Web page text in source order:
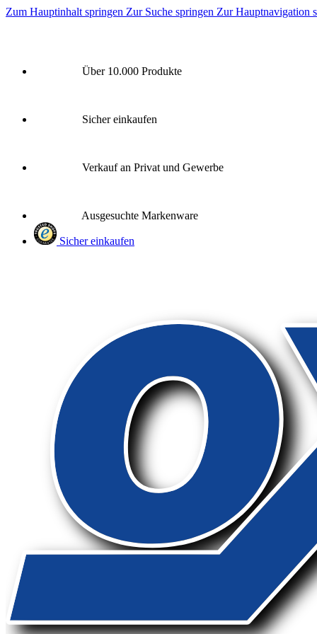
Zum Hauptinhalt springen Zur Suche springen Zur Hauptnavigation
Über 10.000 Produkte
Sicher einkaufen
Verkauf an Privat und Gewerbe
Ausgesuchte Markenware
Sicher einkaufen